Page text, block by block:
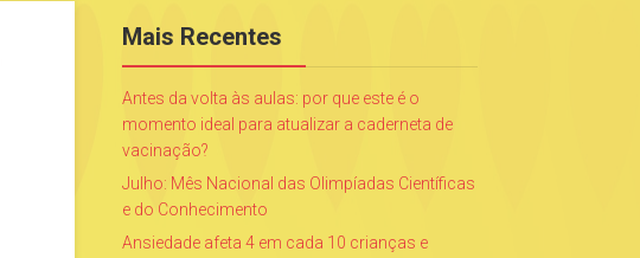
Mais Recentes
Antes da volta às aulas: por que este é o
momento ideal para atualizar a caderneta de
vacinação?
Julho: Mês Nacional das Olimpíadas Científicas
e do Conhecimento
Ansiedade afeta 4 em cada 10 crianças e